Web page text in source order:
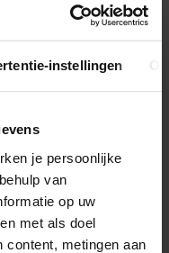
instellingen
je persoonlijke
van
op uw
met als doel
content, metingen aan